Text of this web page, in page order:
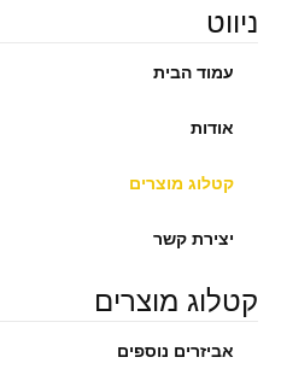
ניווט
עמוד הבית
אודות
קטלוג מוצרים
יצירת קשר
קטלוג מוצרים
אביזרים נוספים